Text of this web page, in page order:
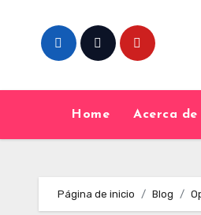
content
Home Acerca de
Página de inicio Blog